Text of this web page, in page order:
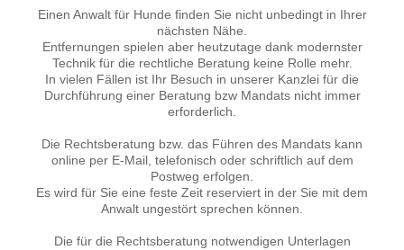
Einen Anwalt für Hunde finden Sie nicht unbedingt in Ihrer
nächsten Nähe.
Entfernungen spielen aber heutzutage dank modernster
Technik für die rechtliche Beratung keine Rolle mehr.
In vielen Fällen ist Ihr Besuch in unserer Kanzlei für die
Durchführung einer Beratung bzw Mandats nicht immer
erforderlich.
Die Rechtsberatung bzw. das Führen des Mandats kann
online per E-Mail, telefonisch oder schriftlich auf dem
Postweg erfolgen.
Es wird für Sie eine feste Zeit reserviert in der Sie mit dem
Anwalt ungestört sprechen können.
Die für die Rechtsberatung notwendigen Unterlagen